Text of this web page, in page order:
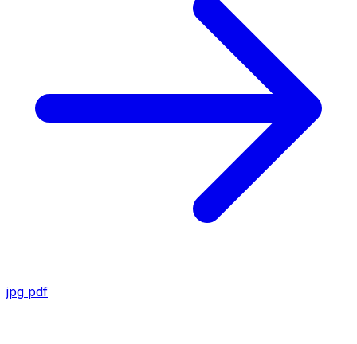
jpg pdf